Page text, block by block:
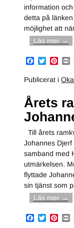
information
detta på
möjlighet att
Läs mer →
F
c
e
o
o
k
T
i
t
e
r
P
n
t
e
s
i
Publicerat i
Årets
Till årets
Johannes
samband med
utmärkelsen.
flyttade
sin tjänst som
Läs mer →
F
T
P